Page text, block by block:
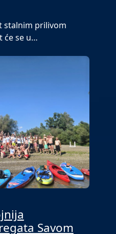
stalnim prilivom
će se u…
Savom